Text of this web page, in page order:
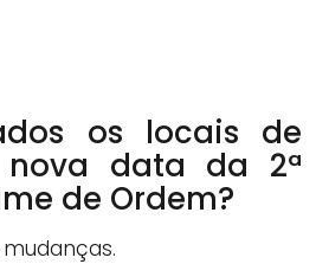
os locais de
data da 2ª
de Ordem?